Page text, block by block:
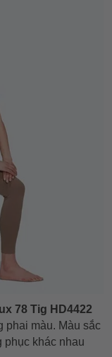
78 Tig HD4422
phai màu. Màu sắc
khác nhau